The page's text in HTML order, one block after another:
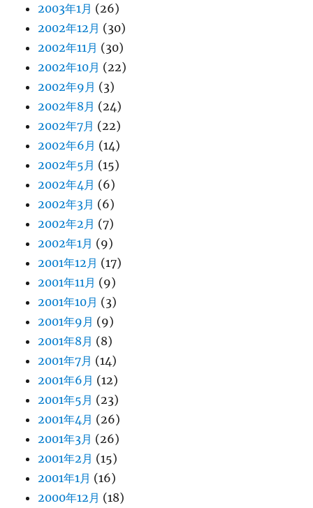
2003年1月 (26)
2002年12月 (30)
2002年11月 (30)
2002年10月 (22)
2002年9月 (3)
2002年8月 (24)
2002年7月 (22)
2002年6月 (14)
2002年5月 (15)
2002年4月 (6)
2002年3月 (6)
2002年2月 (7)
2002年1月 (9)
2001年12月 (17)
2001年11月 (9)
2001年10月 (3)
2001年9月 (9)
2001年8月 (8)
2001年7月 (14)
2001年6月 (12)
2001年5月 (23)
2001年4月 (26)
2001年3月 (26)
2001年2月 (15)
2001年1月 (16)
2000年12月 (18)